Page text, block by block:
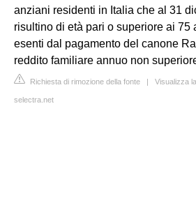
anziani residenti in Italia che al 31
risultino di età pari o superiore ai 75
esenti dal pagamento del canone
reddito familiare annuo non
Richiesta di rimozione della fonte | Visualizza
selectra.net